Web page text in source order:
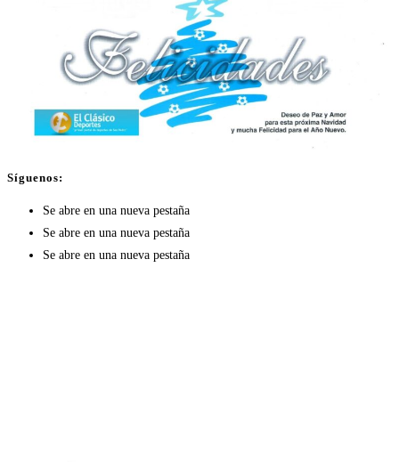
Síguenos:
Se abre en una nueva pestaña
Se abre en una nueva pestaña
Se abre en una nueva pestaña